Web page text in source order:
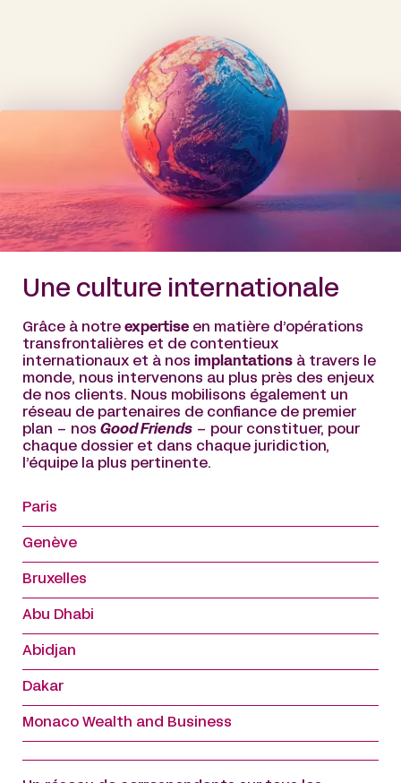
Une culture internationale
Grâce à notre expertise en matière d’opérations
transfrontalières et de contentieux
internationaux et à nos implantations à travers le
monde, nous intervenons au plus près des enjeux
de nos clients. Nous mobilisons également un
réseau de partenaires de confiance de premier
plan – nos Good Friends – pour constituer, pour
chaque dossier et dans chaque juridiction,
l’équipe la plus pertinente.
Paris
Genève
Bruxelles
Abu Dhabi
Abidjan
Dakar
Monaco Wealth and Business